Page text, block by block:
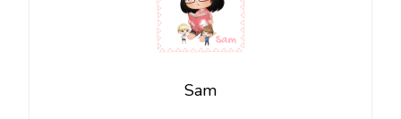
Sam